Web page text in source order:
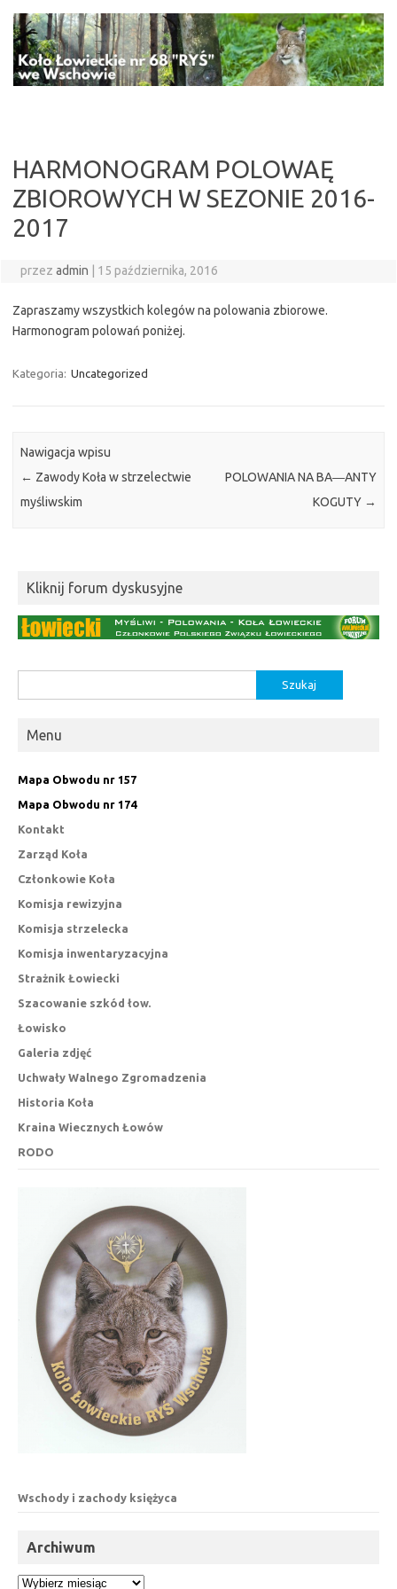
treści
HARMONOGRAM POLOWAĘ
ZBIOROWYCH W SEZONIE 2016-
2017
przez admin 15 października, 2016
Zapraszamy wszystkich kolegów na polowania zbiorowe.
Harmonogram polowań poniżej.
Kategoria: Uncategorized
Nawigacja wpisu
← Zawody Koła w strzelectwie
myśliwskim
POLOWANIA NA BA―ANTY
KOGUTY →
Kliknij forum dyskusyjne
Menu
Mapa Obwodu nr 157
Mapa Obwodu nr 174
Kontakt
Zarząd Koła
Członkowie Koła
Komisja rewizyjna
Komisja strzelecka
Komisja inwentaryzacyjna
Strażnik Łowiecki
Szacowanie szkód łow.
Łowisko
Galeria zdjęć
Uchwały Walnego Zgromadzenia
Historia Koła
Kraina Wiecznych Łowów
RODO
Wschody i zachody księżyca
Archiwum
Archiwum